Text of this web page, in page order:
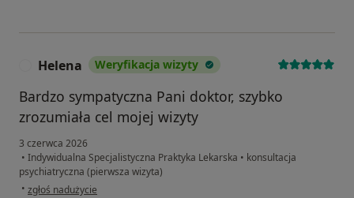
Helena Weryfikacja wizyty
Bardzo sympatyczna Pani doktor, szybko
zrozumiała cel mojej wizyty
3 czerwca 2026
• Indywidualna Specjalistyczna Praktyka Lekarska • konsultacja
psychiatryczna (pierwsza wizyta)
• w opinii użytkownika Helena
zgłoś nadużycie